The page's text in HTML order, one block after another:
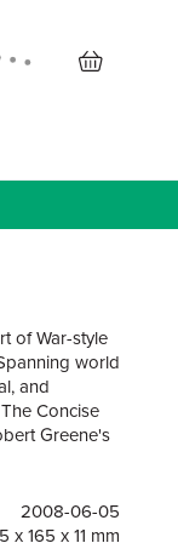
of War-style
world
and
Concise
Greene's
Hannibal,
you win life's
2008-06-05
x 165 x 11 mm